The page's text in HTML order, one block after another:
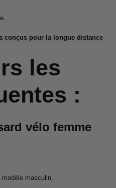
conçus pour la longue distance
les
:
vélo femme
masculin,